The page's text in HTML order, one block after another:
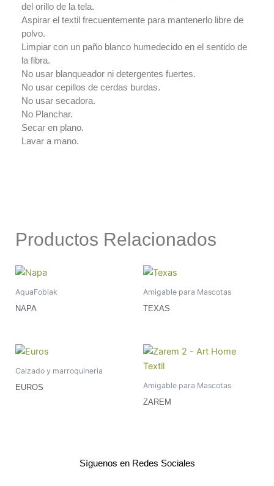
del orillo de la tela.
Aspirar el textil frecuentemente para mantenerlo libre de
polvo.
Limpiar con un paño blanco humedecido en el sentido de
la fibra.
No usar blanqueador ni detergentes fuertes.
No usar cepillos de cerdas burdas.
No usar secadora.
No Planchar.
Secar en plano.
Lavar a mano.
Productos Relacionados
AquaFobiak
NAPA
Amigable para Mascotas
TEXAS
Calzado y marroquineria
EUROS
Amigable para Mascotas
ZAREM
Síguenos en Redes Sociales